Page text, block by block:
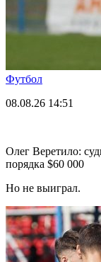
Футбол
08.08.26 14:51
Олег Веретило:
порядка $60 000
Но не выиграл.